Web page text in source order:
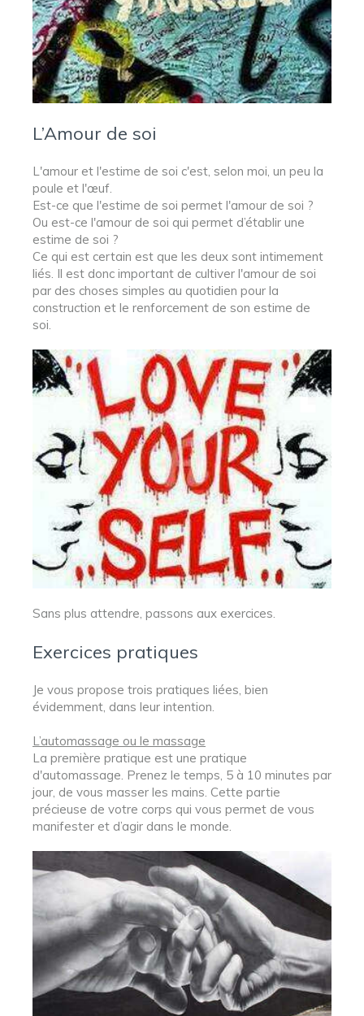
L’Amour de soi
L'amour et l'estime de soi c'est, selon moi, un peu la
poule et l'œuf.
Est-ce que l'estime de soi permet l'amour de soi ?
Ou est-ce l'amour de soi qui permet d’établir une
estime de soi ?
Ce qui est certain est que les deux sont intimement
liés. Il est donc important de cultiver l'amour de soi
par des choses simples au quotidien pour la
construction et le renforcement de son estime de
soi.
Sans plus attendre, passons aux exercices.
Exercices pratiques
Je vous propose trois pratiques liées, bien
évidemment, dans leur intention.
L’automassage ou le massage
La première pratique est une pratique
d'automassage. Prenez le temps, 5 à 10 minutes par
jour, de vous masser les mains. Cette partie
précieuse de votre corps qui vous permet de vous
manifester et d’agir dans le monde.